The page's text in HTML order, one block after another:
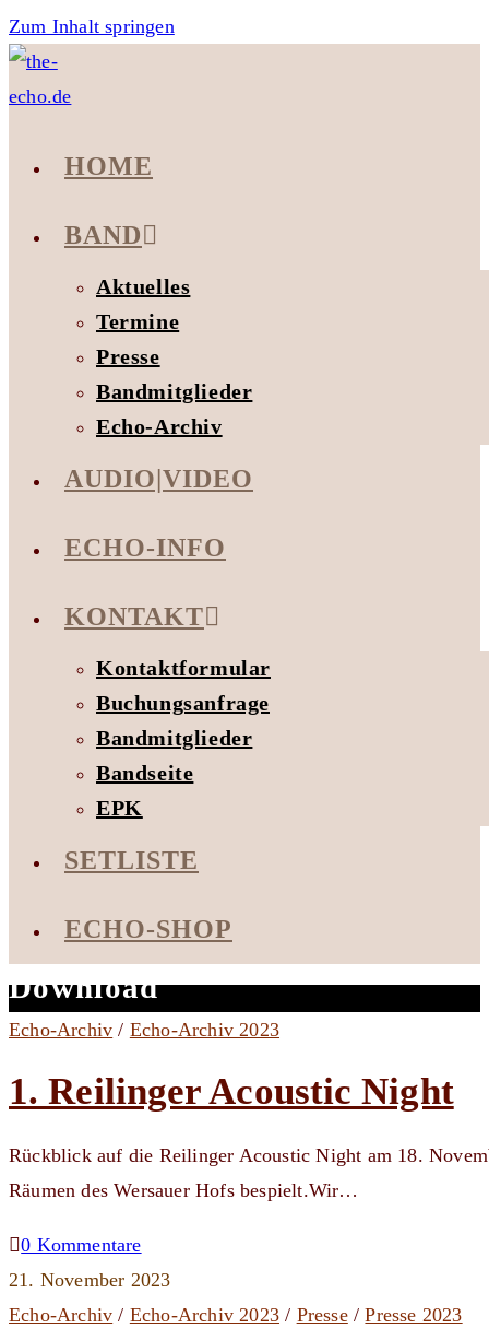
Zum Inhalt springen
HOME
BAND
Aktuelles
Termine
Presse
Bandmitglieder
Echo-Archiv
AUDIO|VIDEO
ECHO-INFO
KONTAKT
Kontaktformular
Buchungsanfrage
Bandmitglieder
Bandseite
EPK
SETLISTE
ECHO-SHOP
Download
Echo-Archiv / Echo-Archiv 2023
1. Reilinger Acoustic Night
Rückblick auf die Reilinger Acoustic Night am 18.
Räumen des Wersauer Hofs bespielt.Wir…
0 Kommentare
21. November 2023
Echo-Archiv / Echo-Archiv 2023 / Presse/Presse 2023